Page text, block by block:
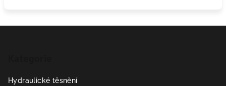
Hydraulické těsnění